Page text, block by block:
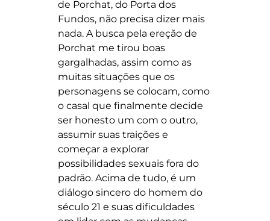
de Porchat, do Porta dos
Fundos, não precisa dizer mais
nada. A busca pela ereção de
Porchat me tirou boas
gargalhadas, assim como as
muitas situações que os
personagens se colocam, como
o casal que finalmente decide
ser honesto um com o outro,
assumir suas traições e
começar a explorar
possibilidades sexuais fora do
padrão. Acima de tudo, é um
diálogo sincero do homem do
século 21 e suas dificuldades